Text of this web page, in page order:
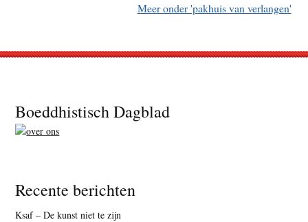
Meer onder 'pakhuis van verlangen'
Footer
Boeddhistisch Dagblad
Recente berichten
Ksaf – De kunst niet te zijn